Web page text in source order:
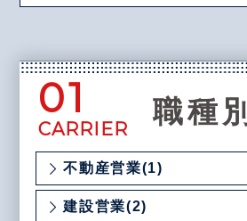
01
CARRIER
職種別
不動産営業(1)
建設営業(2)